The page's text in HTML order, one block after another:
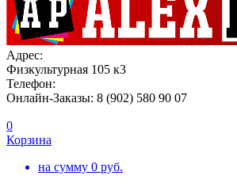
Адрес:
Физкультурная 105 к3
Телефон:
Онлайн-Заказы: 8 (902) 580 90 07
0
Корзина
на сумму 0 руб.